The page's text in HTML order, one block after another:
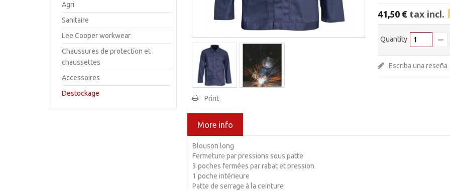
Agri
Sanitaire
Lee Cooper workwear
Chaussures de protection et
chaussettes
Accessoires
Destockage
Print
41,50 €tax incl.
Quantity
Escriba una reseña
More info
Blouson long
Fermeture par pressions sous patte
3 poches fermées par rabat et pression
1 poche intérieure
Patte de serrage à la ceinture